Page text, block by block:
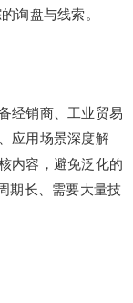
询盘与线索。
经销商、工业贸易
应用场景深度解
内容，避免泛化的
期长、需要大量技